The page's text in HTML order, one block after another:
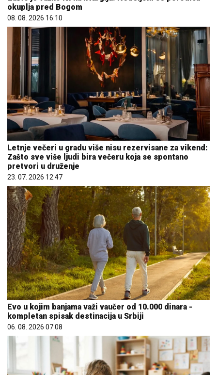
okuplja pred Bogom
08. 08. 2026 16:10
Letnje večeri u gradu više nisu rezervisane za vikend:
Zašto sve više ljudi bira večeru koja se spontano
pretvori u druženje
23. 07. 2026 12:47
Evo u kojim banjama važi vaučer od 10.000 dinara -
kompletan spisak destinacija u Srbiji
06. 08. 2026 07:08